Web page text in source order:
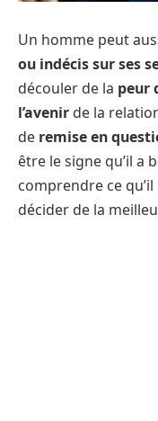
Un homme peut
ou indécis sur ses
découler de la peur
l’avenir de la
de remise en
être le signe qu’il a
comprendre ce
décider de la